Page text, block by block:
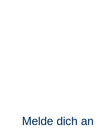
Melde dich